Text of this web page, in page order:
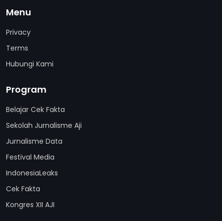
Menu
Privacy
Terms
Hubungi Kami
Program
Belajar Cek Fakta
Sekolah Jurnalisme Aji
Jurnalisme Data
Festival Media
IndonesiaLeaks
Cek Fakta
Kongres XII AJI